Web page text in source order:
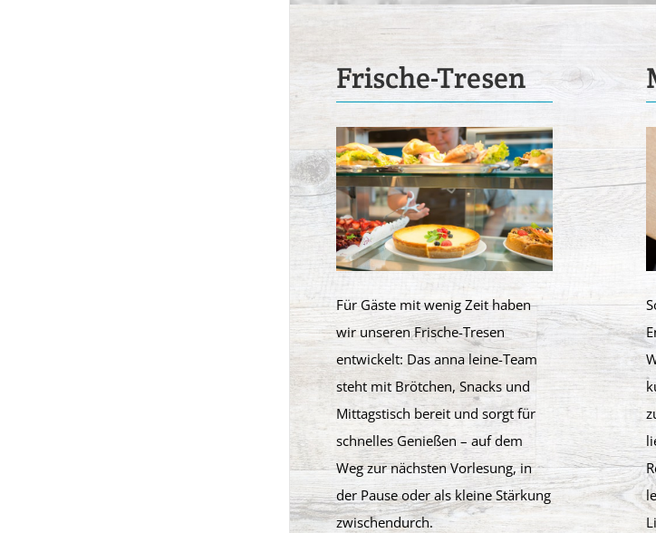
Frische-Tresen
Für Gäste mit wenig Zeit haben
wir unseren Frische-Tresen
entwickelt: Das anna leine-Team
steht mit Brötchen, Snacks und
Mittagstisch bereit und sorgt für
schnelles Genießen – auf dem
Weg zur nächsten Vorlesung, in
der Pause oder als kleine Stärkung
zwischendurch.